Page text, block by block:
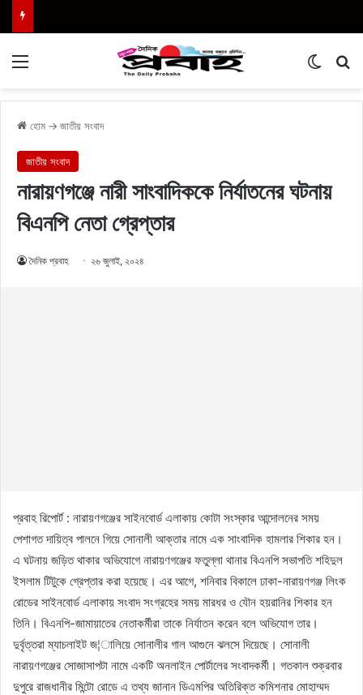
হোম → জাতীয় সংবাদ
জাতীয় সংবাদ
নারায়ণগঞ্জে নারী সাংবাদিককে নির্যাতনের ঘটনায়
বিএনপি নেতা গ্রেপ্তার
দৈনিক প্রবাহ ২৬ জুলাই, ২০২৪
প্রবাহ রিপোর্ট : নারায়ণগঞ্জের সাইনবোর্ড এলাকায় কোটা সংস্কার আন্দোলনের সময়
পেশাগত দায়িত্ব পালনে গিয়ে সোনালী আক্তার নামে এক সাংবাদিক হামলার শিকার হন।
এ ঘটনায় জড়িত থাকার অভিযোগে নারায়ণগঞ্জের ফতুল্লা থানার বিএনপি সভাপতি শহিদুল
ইসলাম টিটুকে গ্রেপ্তার করা হয়েছে। এর আগে, শনিবার বিকালে ঢাকা-নারায়ণগঞ্জ লিংক
রোডের সাইনবোর্ড এলাকায় সংবাদ সংগ্রহের সময় মারধর ও যৌন হয়রানির শিকার হন
তিনি। বিএনপি-জামায়াতের নেতাকর্মীরা তাকে নির্যাতন করেন বলে অভিযোগ তার।
দুর্বৃত্তরা ম্যাচলাইট জ¦ালিয়ে সোনালীর গাল আগুনে ঝলসে দিয়েছে। সোনালী
নারায়ণগঞ্জের সোজাসাপটা নামে একটি অনলাইন পোর্টালের সংবাদকর্মী। গতকাল শুক্রবার
দুপুরে রাজধানীর মিন্টো রোডে এ তথ্য জানান ডিএমপির অতিরিক্ত কমিশনার মোহাম্মদ